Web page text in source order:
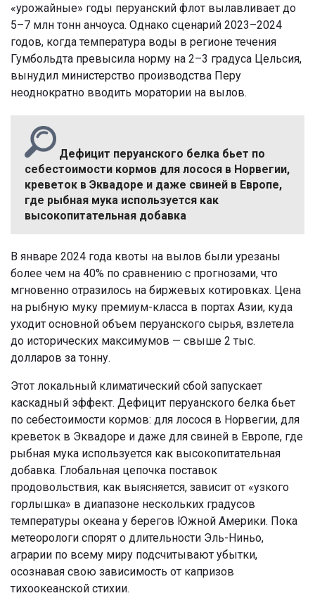
«урожайные» годы перуанский флот вылавливает до
5–7 млн тонн анчоуса. Однако сценарий 2023–2024
годов, когда температура воды в регионе течения
Гумбольдта превысила норму на 2–3 градуса Цельсия,
вынудил министерство производства Перу
неоднократно вводить моратории на вылов.
Дефицит перуанского белка бьет по
себестоимости кормов для лосося в Норвегии,
креветок в Эквадоре и даже свиней в Европе,
где рыбная мука используется как
высокопитательная добавка
В январе 2024 года квоты на вылов были урезаны
более чем на 40% по сравнению с прогнозами, что
мгновенно отразилось на биржевых котировках. Цена
на рыбную муку премиум-класса в портах Азии, куда
уходит основной объем перуанского сырья, взлетела
до исторических максимумов — свыше 2 тыс.
долларов за тонну.
Этот локальный климатический сбой запускает
каскадный эффект. Дефицит перуанского белка бьет
по себестоимости кормов: для лосося в Норвегии, для
креветок в Эквадоре и даже для свиней в Европе, где
рыбная мука используется как высокопитательная
добавка. Глобальная цепочка поставок
продовольствия, как выясняется, зависит от «узкого
горлышка» в диапазоне нескольких градусов
температуры океана у берегов Южной Америки. Пока
метеорологи спорят о длительности Эль-Ниньо,
аграрии по всему миру подсчитывают убытки,
осознавая свою зависимость от капризов
тихоокеанской стихии.